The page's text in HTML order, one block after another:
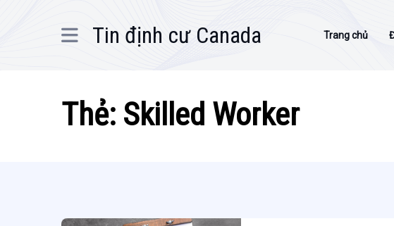
Tin định cư Canada Trang chủ
Thẻ: Skilled Worker